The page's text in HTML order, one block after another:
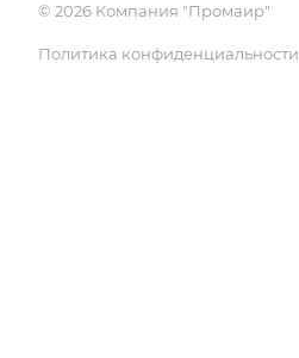
© 2026 Компания "Промаир"
Политика конфиденциальности